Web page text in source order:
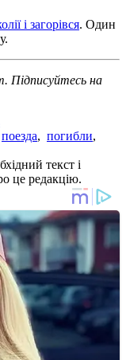
і загорівся. Один
Підписуйтесь на
поезда, погибли,
текст і
це редакцію.